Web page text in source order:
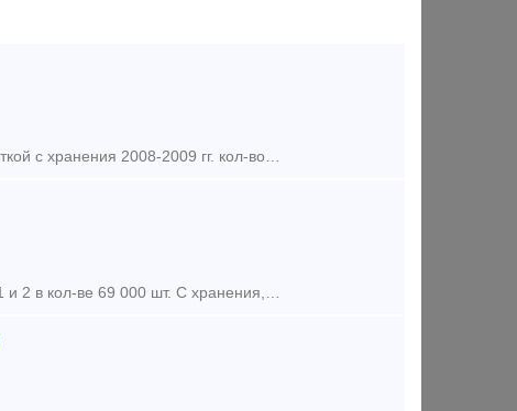
Предложение (продажа) Продам Продаю ШПАЛЫ деревянные с пропиткой с хранения 2008-2009 гг. кол-во 37 000 шт. в отличном состояние. Склад расположен в Астраханской обл. Ба
Предложение (продажа) Продаю Шпалы деревянные с пропиткой тип 1 и 2 в кол-ве 69 000 шт. С хранения, год изг. 2007-2014. Места складов станции Тюрлема, Зуевка, И